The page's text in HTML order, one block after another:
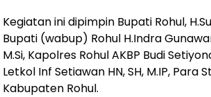
Kegiatan ini dipimpin Bupati Rohul,
Bupati (wabup) Rohul H.Indra
M.Si, Kapolres Rohul AKBP Budi
Letkol Inf Setiawan HN, SH, M.IP, Para
Kabupaten Rohul.